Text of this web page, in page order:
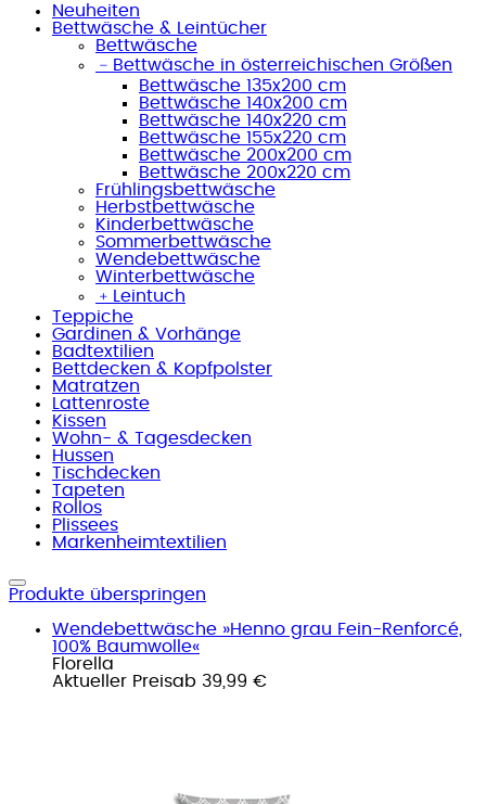
Neuheiten
Bettwäsche & Leintücher
Bettwäsche
﹣ Bettwäsche in österreichischen Größen
Bettwäsche 135x200 cm
Bettwäsche 140x200 cm
Bettwäsche 140x220 cm
Bettwäsche 155x220 cm
Bettwäsche 200x200 cm
Bettwäsche 200x220 cm
Frühlingsbettwäsche
Herbstbettwäsche
Kinderbettwäsche
Sommerbettwäsche
Wendebettwäsche
Winterbettwäsche
﹢
Leintuch
Teppiche
Gardinen & Vorhänge
Badtextilien
Bettdecken & Kopfpolster
Matratzen
Lattenroste
Kissen
Wohn- & Tagesdecken
Hussen
Tischdecken
Tapeten
Rollos
Plissees
Markenheimtextilien
Produkte überspringen
Wendebettwäsche »Henno grau Fein-Renforcé,
100% Baumwolle«
Florella
Aktueller Preisab 39,99 €